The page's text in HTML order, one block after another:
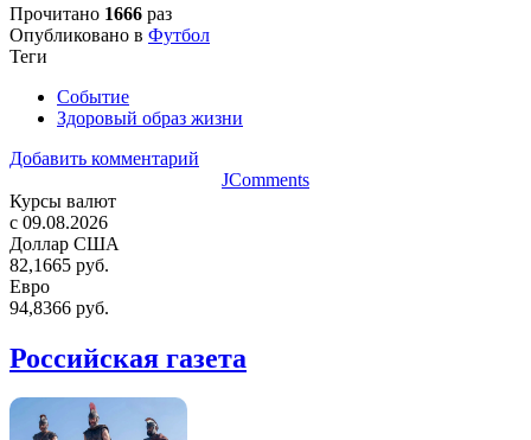
Прочитано 1666 раз
Опубликовано в Футбол
Теги
Событие
Здоровый образ жизни
Добавить комментарий
JComments
Курсы валют
c 09.08.2026
Доллар США
82,1665 руб.
Евро
94,8366 руб.
Российская газета